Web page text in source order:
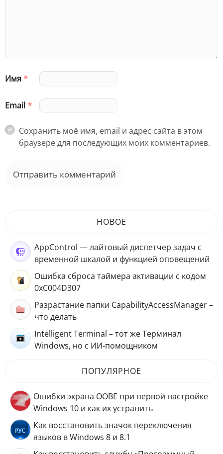
Имя*
Email*
Сохранить моё имя, email и адрес сайта в этом
браузере для последующих моих комментариев.
НОВОЕ
AppControl — лайтовый диспетчер задач с
временной шкалой и функцией оповещений
Ошибка сброса таймера активации с кодом
0xC004D307
Разрастание папки CapabilityAccessManager –
что делать
Intelligent Terminal – тот же Терминал
Windows, но с ИИ-помощником
ПОПУЛЯРНОЕ
Ошибки экрана OOBE при первой настройке
Windows 10 и как их устранить
Как восстановить значок переключения
языков в Windows 8 и 8.1